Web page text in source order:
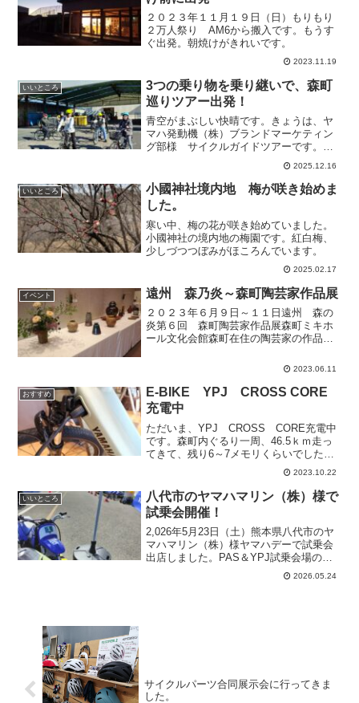
２０２３年１１月１９日（日）もりもり
２万人祭り AM6から搬入です。もうす
ぐ出発。朝焼けがきれいです。
2023.11.19
いいところ
3つの乗り物を乗り継いで、森町
巡りツアー出発！
青空がまぶしい快晴です。きょうは、ヤ
マハ発動機（株）ブランドマーケティン
グ部様 サイクルガイドツアーです。初
の試みで、3つの乗り物に乗る企画です。
ＰＡＳ➡天浜線 ラッピング列車ebIKEの
ふるさと号に乗車➡ＹＰＪに乗り替え
る！まずは、ＰＡＳ...
2025.12.16
いいところ
小國神社境内地 梅が咲き始めま
した。
寒い中、梅の花が咲き始めていました。
小國神社の境内地の梅園です。紅白梅、
少しづつつぼみがほころんでいます。
2025.02.17
イベント 遠州 森乃炎～森町陶芸家作品展
２０２３年６月９日～１１日遠州 森の
炎第６回 森町陶芸家作品展森町ミキホ
ール文化会館森町在住の陶芸家の作品
が一堂に見られる作品展です。いろいろ
て、しかも数年ぶりの開催とい...
2023.06.11
おすすめ
E-BIKE YPJ CROSS CORE
充電中
ただいま、YPJ CROSS CORE充電中
です。森町内ぐるり一周、46.5ｋｍ走っ
てきて、残り6～7メモリくらいでした。
南部の平地はオートモード、北部の山道
でハイモードで走りました。体力無い私
でも、E-BIKEなら楽々です。車やオート
バイ...
2023.10.22
いいところ
八代市のヤマハマリン（株）様で
試乗会開催！
2,026年5月23日（土）熊本県八代市のヤ
マハマリン（株）様ヤマハデーで試乗会
出店しました。PAS＆YPJ試乗会場の近
くの広い駐車場では、ヤマハ親子バイク
教室が開催されていました。こども用オ
2026.05.24
サイクルパーツ合同展示会に行ってきま
した。